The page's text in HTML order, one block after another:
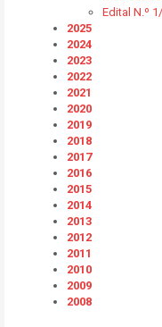
Edital N.º
2025
2024
2023
2022
2021
2020
2019
2018
2017
2016
2015
2014
2013
2012
2011
2010
2009
2008